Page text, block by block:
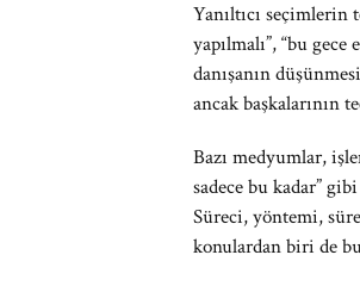
Yanıltıcı
yapılmalı”, “bu
danışanın
ancak başkalarının
Bazı medyumlar,
sadece bu kadar”
Süreci, yöntemi,
konulardan biri de